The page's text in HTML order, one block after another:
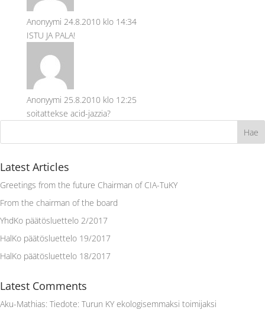
Anonyymi 24.8.2010 klo 14:34
ISTU JA PALA!
Anonyymi 25.8.2010 klo 12:25
soitattekse acid-jazzia?
Latest Articles
Greetings from the future Chairman of CIA-TuKY
From the chairman of the board
YhdKo päätösluettelo 2/2017
HalKo päätösluettelo 19/2017
HalKo päätösluettelo 18/2017
Latest Comments
Aku-Mathias: Tiedote: Turun KY ekologisemmaksi toimijaksi